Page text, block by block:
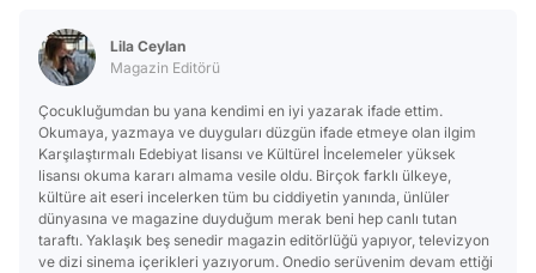
Lila Ceylan
Magazin Editörü
Çocukluğumdan bu yana kendimi en iyi yazarak ifade ettim.
Okumaya, yazmaya ve duyguları düzgün ifade etmeye olan ilgim
Karşılaştırmalı Edebiyat lisansı ve Kültürel İncelemeler yüksek
lisansı okuma kararı almama vesile oldu. Birçok farklı ülkeye,
kültüre ait eseri incelerken tüm bu ciddiyetin yanında, ünlüler
dünyasına ve magazine duyduğum merak beni hep canlı tutan
taraftı. Yaklaşık beş senedir magazin editörlüğü yapıyor, televizyon
ve dizi sinema içerikleri yazıyorum. Onedio serüvenim devam ettiği